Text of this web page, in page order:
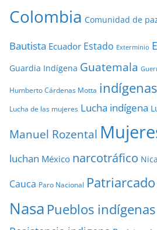
Colombia Comunidad de
Bautista Ecuador Estado Exterminio
Guardia Indígena Guatemala
Humberto Cárdenas Motta indígenas
Lucha de las mujeres Lucha indígena
Manuel Rozental
luchan México narcotráfico
Cauca Paro Nacional Patriarcado
Nasa Pueblos indígenas